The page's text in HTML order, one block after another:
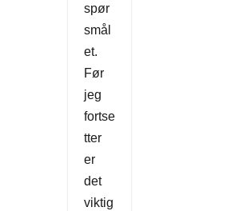
spør
smål
et.
Før
jeg
fortse
tter
er
det
viktig